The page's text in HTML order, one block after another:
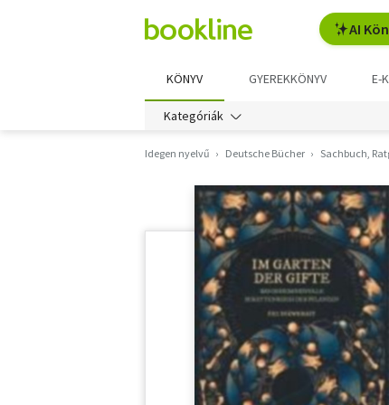
AI
KÖNYV GYEREKKÖNYV E-
Kategóriák
Idegen nyelvű Deutsche Bücher Sachbuch,